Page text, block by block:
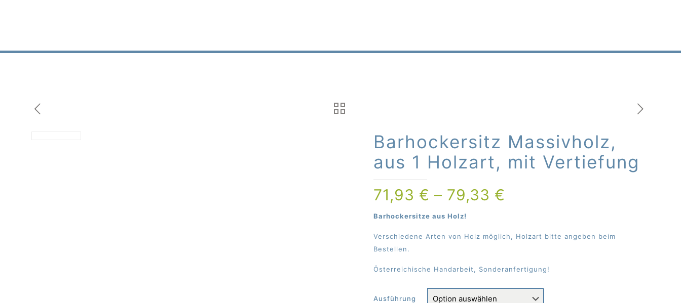
Barhockersitz Massivholz,
aus 1 Holzart, mit Vertiefung
71,93 € – 79,33 €
Barhockersitze aus Holz!
Verschiedene Arten von Holz möglich, Holzart bitte angeben beim
Bestellen.
Österreichische Handarbeit, Sonderanfertigung!
Ausführung